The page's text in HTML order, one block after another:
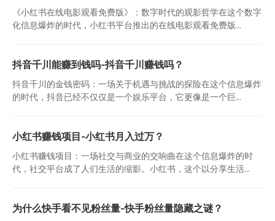
《小红书在线电影观看免费版》：数字时代的观影哲学在这个数字
化信息爆炸的时代，小红书平台推出的在线电影观看免费版...
抖音千川能赚到钱吗-抖音千川赚钱吗？
抖音千川的金钱密码：一场关于机遇与挑战的探险在这个信息爆炸
的时代，抖音已经不仅仅是一个娱乐平台，它更像是一个巨...
小红书赚钱项目-小红书月入过万？
小红书赚钱项目：一场社交与商业的交响曲在这个信息爆炸的时
代，社交平台成了人们生活的缩影。小红书，这个以分享生活...
为什么快手看不见粉丝量-快手粉丝量隐藏之谜？